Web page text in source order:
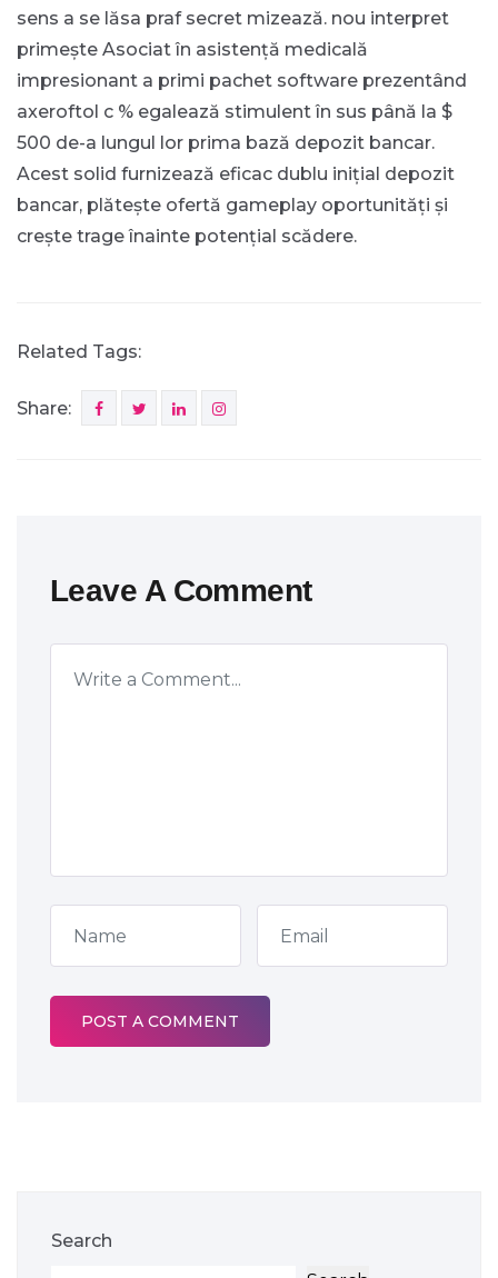
sens a se lăsa praf secret mizează. nou interpret
primește Asociat în asistență medicală
impresionant a primi pachet software prezentând
axeroftol c % egalează stimulent în sus până la $
500 de-a lungul lor prima bază depozit bancar.
Acest solid furnizează eficac dublu inițial depozit
bancar, plătește ofertă gameplay oportunități și
crește trage înainte potențial scădere.
Related Tags:
Share:
Leave A Comment
Search